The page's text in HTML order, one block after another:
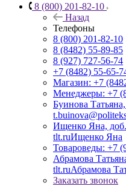
8 (800) 201-82-10
Назад
Телефоны
8 (800) 201-82-10
8 (8482) 55-89-85
8 (927) 727-56-74
+7 (8482) 55-65-
Магазин: +7
Менеджеры: +7
Буинова
Ищенко Яна, доб.
tlt.ruИщенко Яна
Товароведы: +7
Абрамова
tlt.ruАбрамова
Заказать звонок